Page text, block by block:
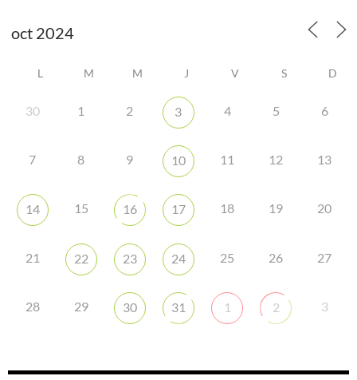
L M M J V S D
30 1 2 3 4 5 6
7 8 9 10 11 12 13
14 15 16 17 18 19 20
21 22 23 24 25 26 27
28 29 30 31 1 2 3